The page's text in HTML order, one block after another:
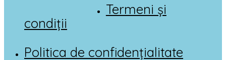
Termeni și
condiții
Politica de confidențialitate